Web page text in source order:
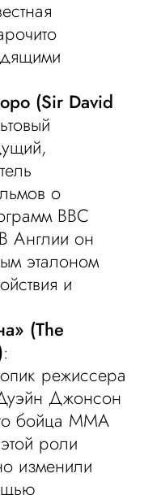
(Sir David
о
BBC
Англии он
эталоном
и
(The
:
режиссера
Джонсон
бойца MMA
роли
изменили